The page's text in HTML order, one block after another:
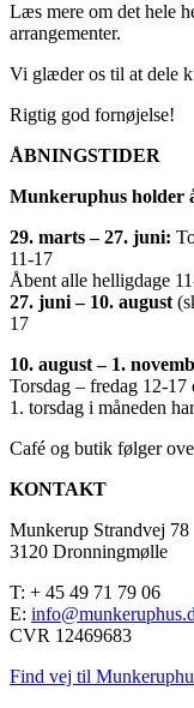
Læs mere om det hele
arrangementer.
Vi glæder os til at dele
Rigtig god fornøjelse!
ÅBNINGSTIDER
Munkeruphus holder
29. marts – 27. juni:
11-17
Åbent alle helligdage
27. juni – 10. august
17
10. august – 1.
Torsdag – fredag 12-17
1. torsdag i måneden
Café og butik følger
KONTAKT
Munkerup Strandvej 78
3120 Dronningmølle
T: + 45 49 71 79 06
E:
CVR 12469683
Find vej til